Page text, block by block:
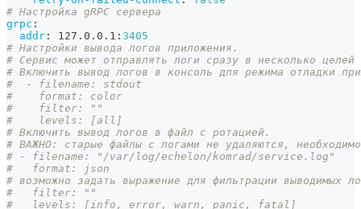
# Настройка gRPC сервера
grpc :
addr : 127.0.0.1 : 3405
# Настройки вывода логов приложения.
# Сервис может отправлять логи сразу в несколько
# Включить вывод логов в консоль для режима отладки
#  - filename: stdout
#    format: color
#    filter: ""
#    levels: [all]
# Включить вывод логов в файл с ротацией.
# ВАЖНО: старые файлы с логами не удаляются,
# - filename: "/var/log/echelon/komrad/service.log"
#   format: json
# возможно задать выражение для фильтрации выводимых
#   filter: ""
#   levels: [info, error, warn, panic, fatal]